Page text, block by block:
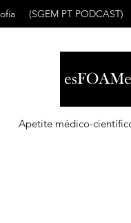
(SGEM PT PODCAST)
Apetite médico-